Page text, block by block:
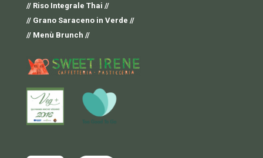
// Riso Integrale Thai //
// Grano Saraceno in Verde //
// Menù Brunch //